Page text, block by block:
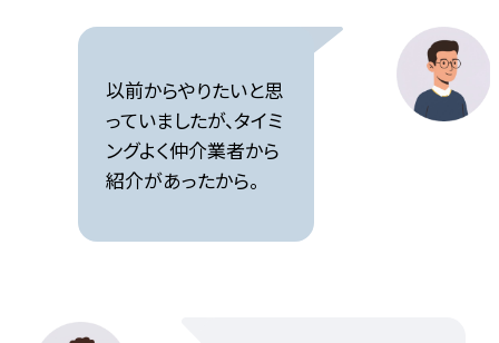
以前からやりたいと思
っていましたが、タイミ
ングよく仲介業者から
紹介があったから。